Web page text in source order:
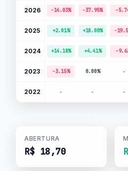
2026 -14.03% -37.95% -
2025 +2.01% +18.00% -
2024 +14.18% +4.41% -
2023 -3.15% 0.00% -
2022 - - -
ABERTURA
R$ 18,70